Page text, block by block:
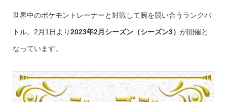
世界中のポケモントレーナーと対戦して腕を競い合うランクバ
トル。2月1日より2023年2月シーズン（シーズン3） が開催と
なっています。